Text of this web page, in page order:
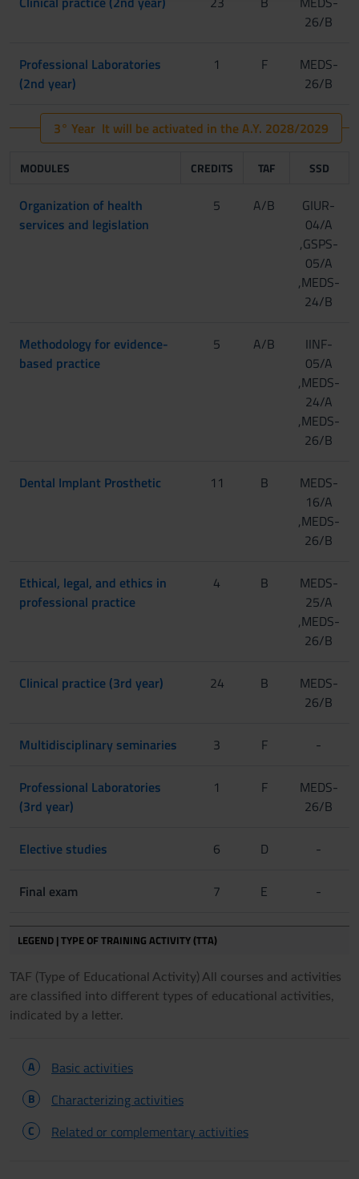
26/B
Professional Laboratories
(2nd year)
1 F
MEDS-
26/B
3° Year It will be activated in the A.Y. 2028/2029
MODULES CREDITS TAF SSD
Organization of health
services and legislation
5 A/B
GIUR-
04/A
,GSPS-
05/A
,MEDS-
24/B
Methodology for evidence-
based practice
5 A/B
IINF-
05/A
,MEDS-
24/A
,MEDS-
26/B
Dental Implant Prosthetic 11 B
MEDS-
16/A
,MEDS-
26/B
Ethical, legal, and ethics in
professional practice
4 B
MEDS-
25/A
,MEDS-
26/B
Clinical practice (3rd year) 24 B
MEDS-
26/B
Multidisciplinary seminaries 3 F -
Professional Laboratories
(3rd year)
1 F
MEDS-
26/B
Elective studies 6 D -
Final exam 7 E -
LEGEND | TYPE OF TRAINING ACTIVITY (TTA)
TAF (Type of Educational Activity) All courses and activities
are classified into different types of educational activities,
indicated by a letter.
A Basic activities
B Characterizing activities
C Related or complementary activities